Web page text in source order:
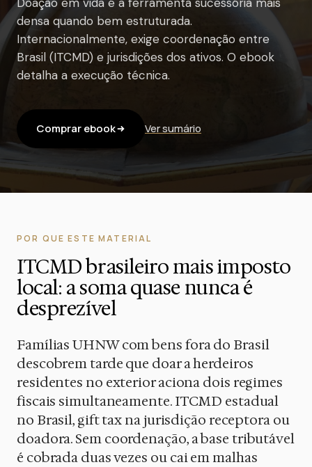
densa quando bem estruturada.
Internacionalmente, exige coordenação entre
Brasil (ITCMD) e jurisdições dos ativos. O ebook
detalha a execução técnica.
Comprar ebook Ver sumário
POR QUE ESTE MATERIAL
ITCMD brasileiro mais imposto
local: a soma quase nunca é
desprezível
Famílias UHNW com bens fora do Brasil
descobrem tarde que doar a herdeiros
residentes no exterior aciona dois regimes
fiscais simultaneamente. ITCMD estadual
no Brasil, gift tax na jurisdição receptora ou
doadora. Sem coordenação, a base tributável
é cobrada duas vezes ou cai em malhas